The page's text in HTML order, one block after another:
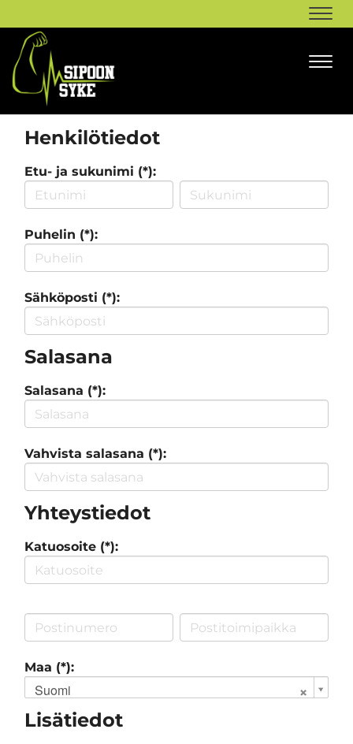
Henkilötiedot
Etu- ja sukunimi (*):
Puhelin (*):
Sähköposti (*):
Salasana
Salasana (*):
Vahvista salasana (*):
Yhteystiedot
Katuosoite (*):
Maa (*):
Suomi
Lisätiedot